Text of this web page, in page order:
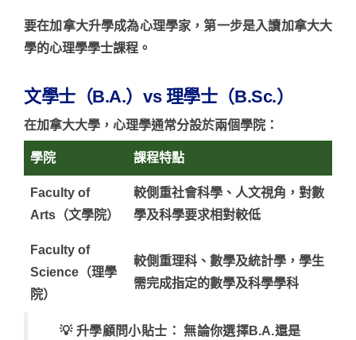
要在加拿大升學成為心理學家，第一步是入讀加拿大大
學的心理學學士課程。
文學士（B.A.）vs 理學士（B.Sc.）
在加拿大大學 ，心理學通常分設於兩個學院：
學院 課程特點
Faculty of
Arts（文學院）
較側重社會科學、人文視角，對數
學及科學要求相對較低
Faculty of
Science（理學
院）
較側重理科、數學及統計學，學生
需完成指定的數學及科學學科
💡 升學顧問小貼士： 無論你選擇B.A.還是